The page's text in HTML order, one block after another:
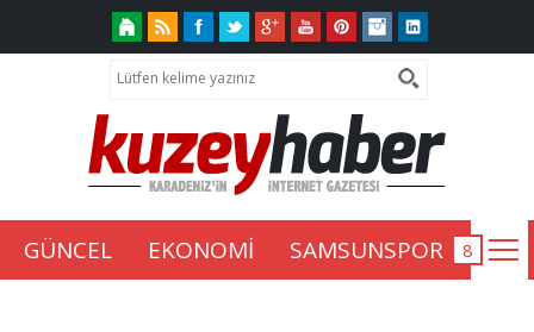
GÜNCEL EKONOMİ SAMSUNSPOR